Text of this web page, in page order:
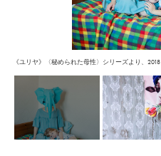
《ユリヤ》〈秘められた母性〉シリーズより、2018